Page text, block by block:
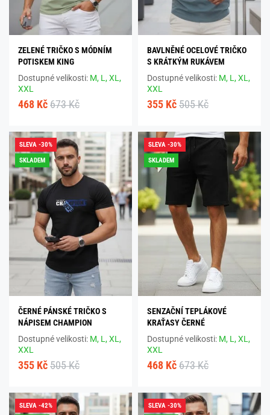
ZELENÉ TRIČKO S MÓDNÍM
POTISKEM KING
Dostupné velikosti: M, L,XL,
XXL
468 Kč 673 Kč
BAVLNĚNÉ OCELOVÉ TRIČKO
S KRÁTKÝM RUKÁVEM
Dostupné velikosti: M, L,XL,
XXL
355 Kč 505 Kč
SLEVA -30%
SKLADEM
ČERNÉ PÁNSKÉ TRIČKO S
NÁPISEM CHAMPION
Dostupné velikosti: M, L,XL,
XXL
355 Kč 505 Kč
SLEVA -30%
SKLADEM
SENZAČNÍ TEPLÁKOVÉ
KRAŤASY ČERNÉ
Dostupné velikosti: M, L,XL,
XXL
468 Kč 673 Kč
SLEVA -42%
SLEVA -30%